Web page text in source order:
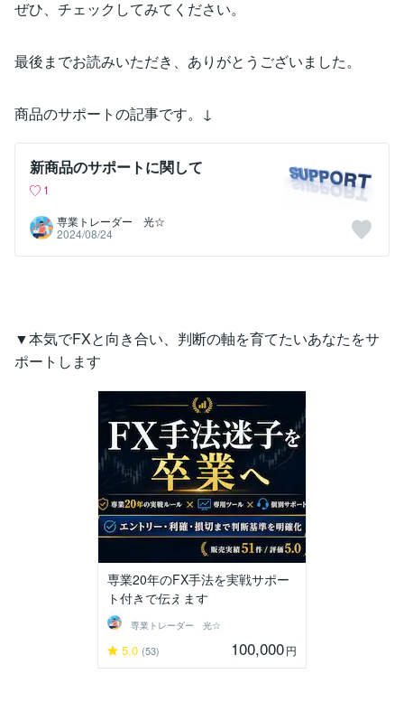
ぜひ、チェックしてみてください。
最後までお読みいただき、ありがとうございました。
商品のサポートの記事です。↓
新商品のサポートに関して
1
専業トレーダー 光☆
2024/08/24
▼本気でFXと向き合い、判断の軸を育てたいあなたをサ
ポートします
専業20年のFX手法を実戦サポー
ト付きで伝えます
専業トレーダー 光☆
5.0 (53) 100,000円